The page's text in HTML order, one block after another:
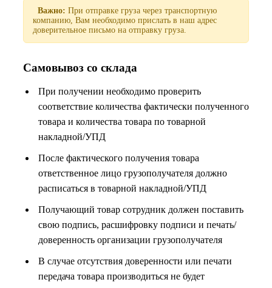
Важно: При отправке груза через транспортную
компанию, Вам необходимо прислать в наш адрес
доверительное письмо на отправку груза.
Самовывоз со склада
При получении необходимо проверить
соответствие количества фактически полученного
товара и количества товара по товарной
накладной/УПД
После фактического получения товара
ответственное лицо грузополучателя должно
расписаться в товарной накладной/УПД
Получающий товар сотрудник должен поставить
свою подпись, расшифровку подписи и печать/
доверенность организации грузополучателя
В случае отсутствия доверенности или печати
передача товара производиться не будет